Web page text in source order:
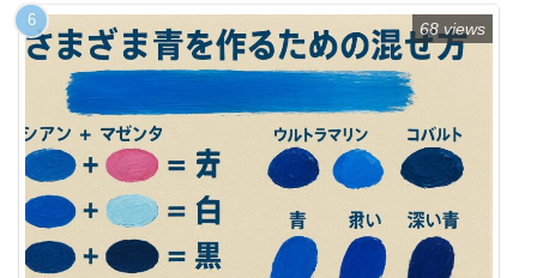
68 views